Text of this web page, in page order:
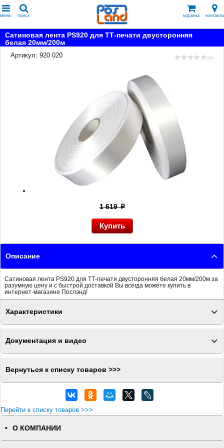
меню поиск корзина контакты
Сатиновая лента PS920 для ТТ-печати двусторонняя
белая 20мм/200м
Артикул: 920 020
( 0 )
1 619p
Описание
Сатиновая лента PS920 для ТТ-печати двусторонняя белая 20мм/200м за
разумную цену и с быстрой доставкой Вы всегда можете купить в
интернет-магазине Послэнд!
Характеристики
Документация и видео
Вернуться к списку товаров >>>
Перейти к списку товаров >>>
О КОМПАНИИ